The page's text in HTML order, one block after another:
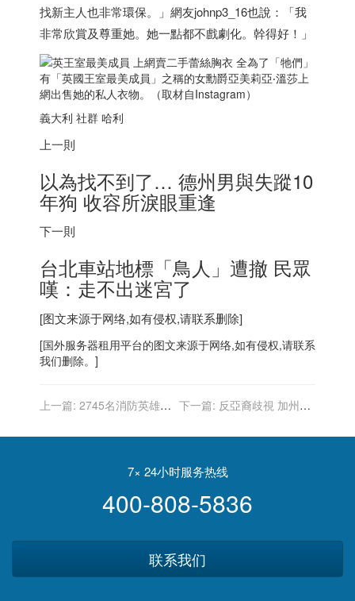
找新主人也非常環保。」網友johnp3_16也說：「我
非常欣賞及尊重她。她一點都不戲劇化。幹得好！」
有「英國王室最美成員」之稱的女勳爵亞美莉亞‧溫莎上
網出售她的私人衣物。（取材自Instagram）
義大利 社群 哈利
上一則
以為找不到了… 德州男與失蹤10
年狗 收容所淚眼重逢
下一則
台北車站地標「鳥人」遭撤 民眾
嘆：走不出迷宮了
[图文来源于网络,如有侵权,请联系删除]
[国外服务器租用平台的图文来源于网络,如有侵权,请联系
我们删除。]
上一篇: 2745名消防英雄加
控制
下一篇: 反亞裔歧視 加州1.6
7× 24小时服务热线
400-808-5836
联系我们